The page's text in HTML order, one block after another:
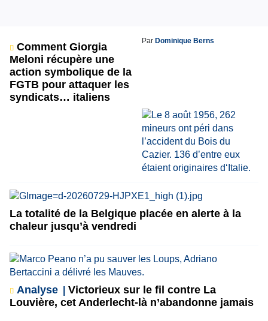
Comment Giorgia
Meloni récupère une
action symbolique de la
FGTB pour attaquer les
syndicats… italiens
Par Dominique Berns
La totalité de la Belgique placée en alerte à la
chaleur jusqu’à vendredi
Analyse
Victorieux sur le fil contre La
Louvière, cet Anderlecht-là n’abandonne jamais